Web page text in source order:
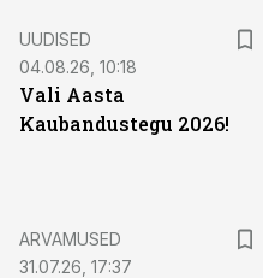
UUDISED
04.08.26, 10:18
Vali Aasta
Kaubandustegu 2026!
ARVAMUSED
31.07.26, 17:37